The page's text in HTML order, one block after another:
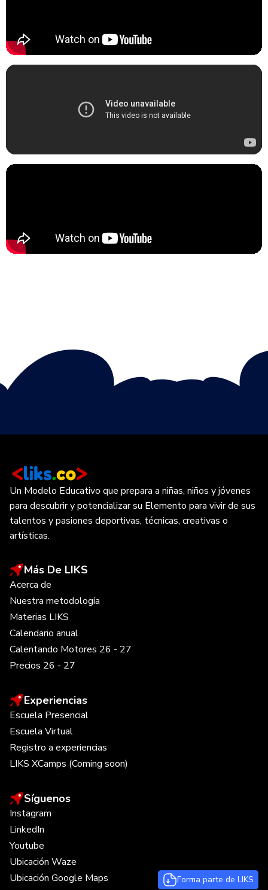
Un Modelo Educativo que prepara a niñas, niños y jóvenes
para descubrir y potencializar su Elemento para vivir de sus
talentos y pasiones deportivas, técnicas, creativas o
artísticas.
Más De LIKS
Acerca de
Nuestra metodología
Materias LIKS
Calendario anual
Calentando Motores 26 - 27
Precios 26 - 27
Experiencias
Escuela Presencial
Escuela Virtual
Registro a experiencias
LIKS XCamps (Coming soon)
Síguenos
Instagram
LinkedIn
Youtube
Ubicación Waze
Ubicación Google Maps
Forma parte de LIKS